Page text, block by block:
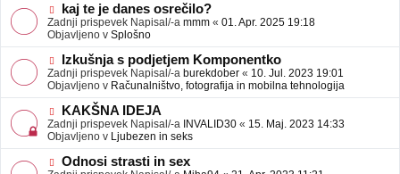
N
o
v
e
o
b
j
a
v
e
kaj te je danes osrečilo?
Zadnji prispevek Napisal/-a mmm « 01. Apr. 2025 19:18
Objavljeno v Splošno
N
o
v
e
o
b
j
a
v
e
Izkušnja s podjetjem Komponentko
Zadnji prispevek Napisal/-a burekdober « 10. Jul. 2023 19:01
Objavljeno v Računalništvo, fotografija in mobilna tehnologija
N
o
v
e
o
KAKŠNA IDEJA
Zadnji prispevek Napisal/-a INVALID30 « 15. Maj. 2023 14:33
Objavljeno v Ljubezen in seks
N
Odnosi strasti in sex